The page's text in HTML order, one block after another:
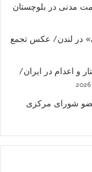
مدنی در بلوچستان
در لندن/ عکس تجمع
و اعدام در ایران/
عضو شورای مرکزی